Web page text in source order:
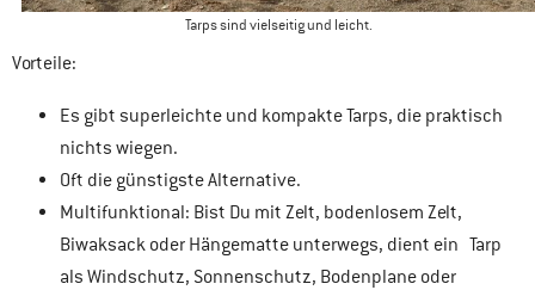
Tarps sind vielseitig und leicht.
Vorteile:
Es gibt superleichte und kompakte Tarps, die praktisch
nichts wiegen.
Oft die günstigste Alternative.
Multifunktional: Bist Du mit Zelt, bodenlosem Zelt,
Biwaksack oder Hängematte unterwegs, dient ein Tarp
als Windschutz, Sonnenschutz, Bodenplane oder